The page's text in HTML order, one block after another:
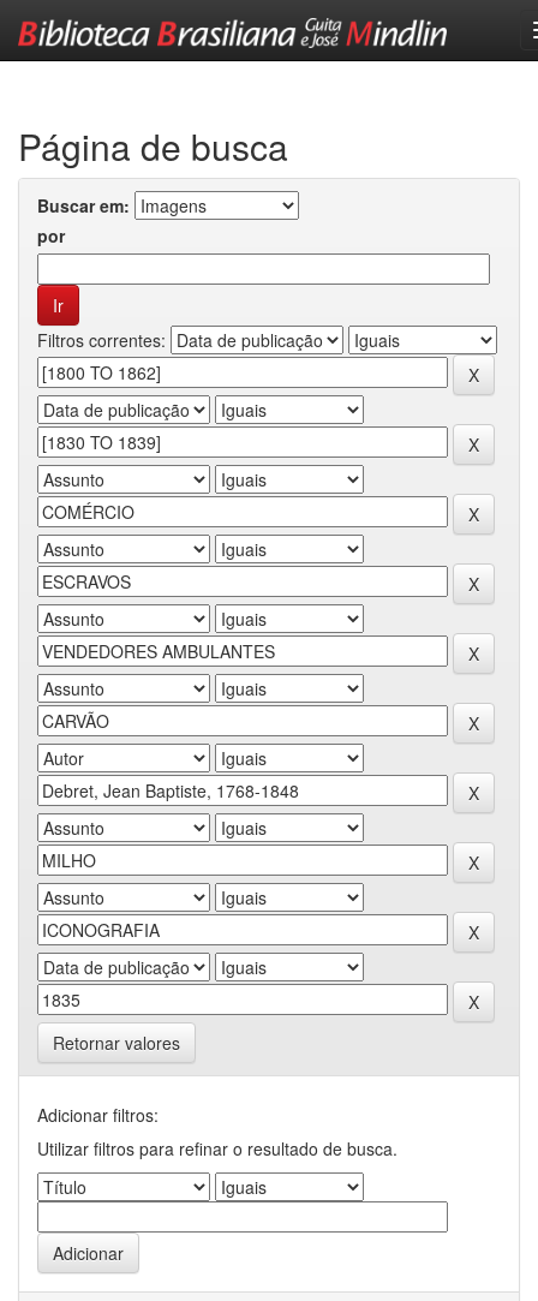
Página de busca
Buscar em:
por
Filtros correntes:
Retornar valores
Adicionar filtros:
Utilizar filtros para refinar o resultado de busca.